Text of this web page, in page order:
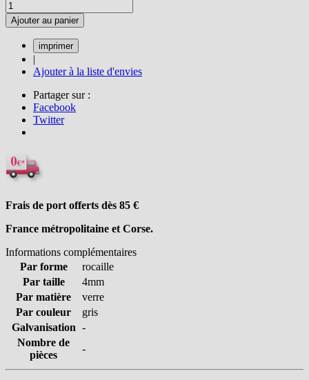
Ajouter au panier
|
Ajouter à la liste d'envies
Partager sur :
Facebook
Twitter
Frais de port offerts dès 85 €
France métropolitaine et Corse.
Informations complémentaires
Par forme
rocaille
Par taille
4mm
Par matière
verre
Par couleur
gris
Galvanisation -
Nombre de
pièces
-